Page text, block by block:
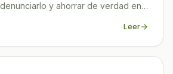
y ahorrar de verdad en
Leer